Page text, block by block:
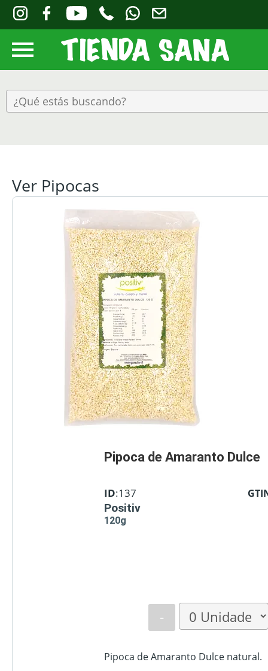
Ver Pipocas
Pipoca de Amaranto Dulce
ID:137
Positiv
120g
-
Pipoca de Amaranto Dulce natural.